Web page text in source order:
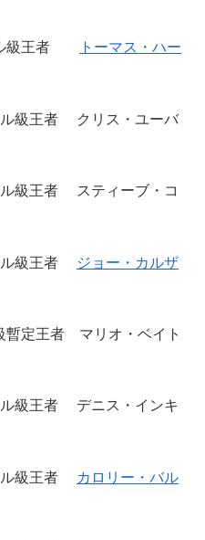
ル級王者
トーマス・ハー
ル級王者 クリス・ユーバ
級王者 スティーブ・コ
ル級王者
ジョー・カルザ
暫定王者 マリオ・ベイト
ル級王者 デニス・インキ
ル級王者
カロリー・バル